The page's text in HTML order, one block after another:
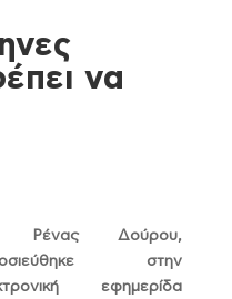
να
Ρένας Δούρου,
στην
εφημερίδα